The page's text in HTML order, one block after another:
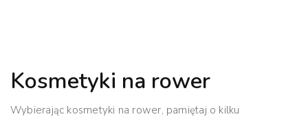
Kosmetyki na rower
Wybierając kosmetyki na rower, pamiętaj o kilku